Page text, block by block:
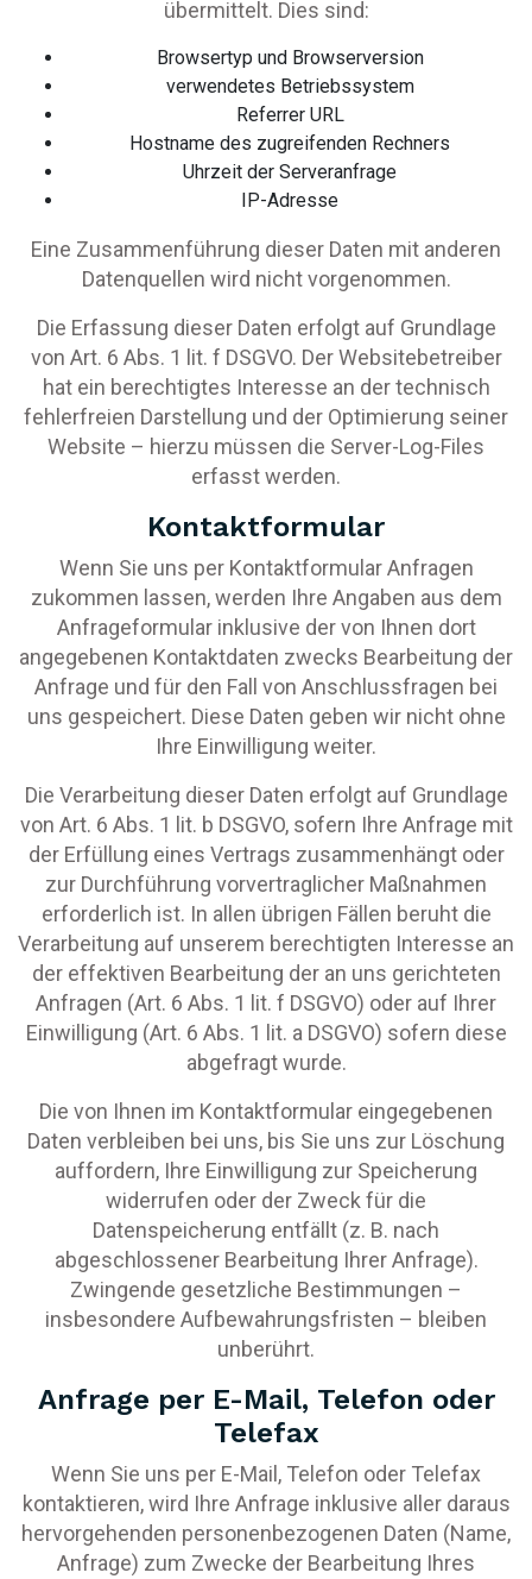
übermittelt. Dies sind:
Browsertyp und Browserversion
verwendetes Betriebssystem
Referrer URL
Hostname des zugreifenden Rechners
Uhrzeit der Serveranfrage
IP-Adresse
Eine Zusammenführung dieser Daten mit anderen
Datenquellen wird nicht vorgenommen.
Die Erfassung dieser Daten erfolgt auf Grundlage
von Art. 6 Abs. 1 lit. f DSGVO. Der Websitebetreiber
hat ein berechtigtes Interesse an der technisch
fehlerfreien Darstellung und der Optimierung seiner
Website – hierzu müssen die Server-Log-Files
erfasst werden.
Kontaktformular
Wenn Sie uns per Kontaktformular Anfragen
zukommen lassen, werden Ihre Angaben aus dem
Anfrageformular inklusive der von Ihnen dort
angegebenen Kontaktdaten zwecks Bearbeitung der
Anfrage und für den Fall von Anschlussfragen bei
uns gespeichert. Diese Daten geben wir nicht ohne
Ihre Einwilligung weiter.
Die Verarbeitung dieser Daten erfolgt auf Grundlage
von Art. 6 Abs. 1 lit. b DSGVO, sofern Ihre Anfrage mit
der Erfüllung eines Vertrags zusammenhängt oder
zur Durchführung vorvertraglicher Maßnahmen
erforderlich ist. In allen übrigen Fällen beruht die
Verarbeitung auf unserem berechtigten Interesse an
der effektiven Bearbeitung der an uns gerichteten
Anfragen (Art. 6 Abs. 1 lit. f DSGVO) oder auf Ihrer
Einwilligung (Art. 6 Abs. 1 lit. a DSGVO) sofern diese
abgefragt wurde.
Die von Ihnen im Kontaktformular eingegebenen
Daten verbleiben bei uns, bis Sie uns zur Löschung
auffordern, Ihre Einwilligung zur Speicherung
widerrufen oder der Zweck für die
Datenspeicherung entfällt (z. B. nach
abgeschlossener Bearbeitung Ihrer Anfrage).
Zwingende gesetzliche Bestimmungen –
insbesondere Aufbewahrungsfristen – bleiben
unberührt.
Anfrage per E-Mail, Telefon oder
Telefax
Wenn Sie uns per E-Mail, Telefon oder Telefax
kontaktieren, wird Ihre Anfrage inklusive aller daraus
hervorgehenden personenbezogenen Daten (Name,
Anfrage) zum Zwecke der Bearbeitung Ihres